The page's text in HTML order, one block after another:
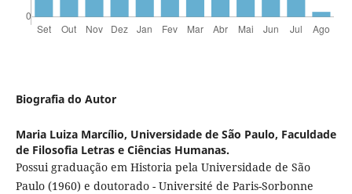
Biografia do Autor
Maria Luiza Marcílio, Universidade de São Paulo, Faculdade
de Filosofia Letras e Ciências Humanas.
Possui graduação em Historia pela Universidade de São
Paulo (1960) e doutorado - Université de Paris-Sorbonne